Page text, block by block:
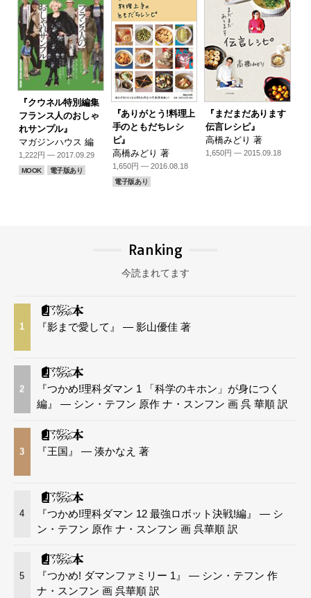
『クウネル特別編集
フランス人のおしゃ
れサンプル』
マガジンハウス 編
1,222円 — 2017.09.29
MOOK 電子版あり
『ありがとう!料理上
手のともだちレシ
ピ』
高橋みどり 著
1,650円 — 2016.08.18
電子版あり
『まだまだあります
伝言レシピ』
高橋みどり 著
1,650円 — 2015.09.18
Ranking
今読まれてます
1 『影まで愛して』 — 影山優佳 著
2
『つかめ!理科ダマン 1 「科学のキホン」が身につく
編』 — シン・テフン 原作 ナ・スンフン 画 呉 華順 訳
3 『王国』 — 湊かなえ 著
4
『つかめ!理科ダマン 12 最強ロボット決戦!編』 — シ
ン・テフン 原作 ナ・スンフン 画 呉華順 訳
5
『つかめ! ダマンファミリー 1』 — シン・テフン 作
ナ・スンフン 画 呉華順 訳